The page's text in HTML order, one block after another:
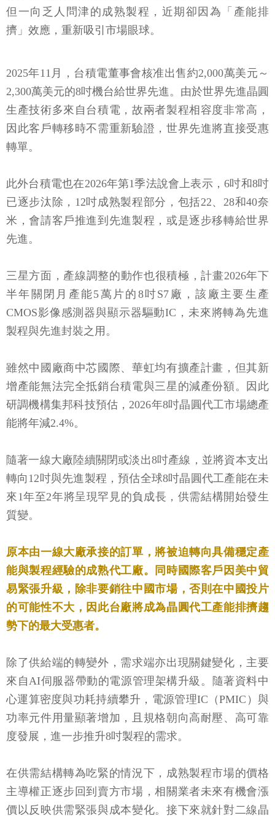
但一向乏人問津的成熟製程，近期卻因為「產能排
擠」效應，重新吸引市場眼球。
2025年11月，台積電董事會核准出售約2,000萬美元～
2,300萬美元的8吋機台給世界先進。由於世界先進晶圓
生產技術多來自台積電，故兩者製程相容度非常高，
因此客戶轉移時不需重新驗證，世界先進將直接受惠
轉單。
此外台積電也在2026年第1季法說會上表示，6吋和8吋
已逐步汰除，12吋成熟製程部分，包括22、28和40奈
米，會請客戶推進到先進製程，或是逐步移轉給世界
先進。
三星方面，產線調整的動作也很積極，計畫2026年下
半年關閉月產能5萬片的8吋S7廠，該廠主要生產
CMOS影像感測器與顯示器驅動IC，未來將轉為先進
製程與先進封裝之用。
雖然中國廠商中芯國際、華虹均有擴產計畫，但其新
增產能無法完全抵銷台積電與三星的減產份額。因此
研調機構集邦科技預估，2026年8吋晶圓代工市場總產
能將年減2.4%。
隨著一線大廠陸續關閉或淡出8吋產線，並將資本支出
轉向12吋與先進製程，預估全球8吋晶圓代工產能在未
來1年至2年將呈現罕見的負成長，供需結構開始發生
質變。
原本由一線大廠承接的訂單，將被迫轉向具備穩定產
能與製程經驗的成熟代工廠。同時國際客戶因美中貿
易緊張升級，除非要銷往中國市場，否則在中國投片
的可能性不大，因此台廠將成為晶圓代工產能排擠趨
勢下的最大受惠者。
除了供給端的轉變外，需求端亦出現關鍵變化，主要
來自AI伺服器帶動的電源管理架構升級。隨著資料中
心運算密度與功耗持續攀升，電源管理IC（PMIC）與
功率元件用量顯著增加，且規格朝向高耐壓、高可靠
度發展，進一步推升8吋製程的需求。
在供需結構轉為吃緊的情況下，成熟製程市場的價格
主導權正逐步回到賣方市場，相關業者未來有機會漲
價以反映供需緊張與成本變化。接下來就針對二線晶